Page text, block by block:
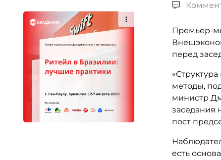
Премьер-
перед
методы,
министр
заседания
пост
есть